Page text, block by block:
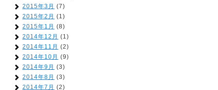
2015年3月 (7)
2015年2月 (1)
2015年1月 (8)
2014年12月 (1)
2014年11月 (2)
2014年10月 (9)
2014年9月 (3)
2014年8月 (3)
2014年7月 (2)